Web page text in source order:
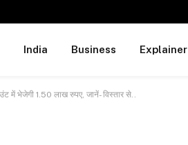
India Business Explainer
में भेजेगी 1.50 लाख रुपए, जानें- विस्तार से..